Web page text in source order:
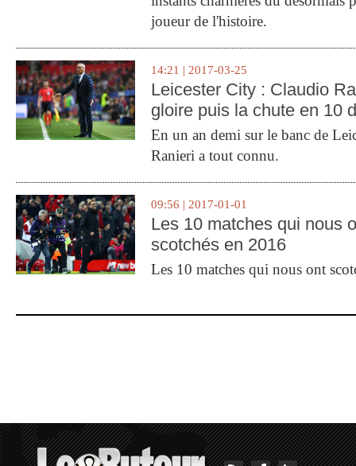
joueur de l'histoire.
14:21 | 2017-03-25
Leicester City : Claudio
gloire puis la chute en 10
En un an demi sur le banc de
Ranieri a tout connu.
09:56 | 2017-01-01
Les 10 matches qui nous
scotchés en 2016
Les 10 matches qui nous ont